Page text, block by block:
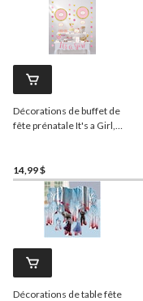
et de dévoilement du sexe
Décorations de buffet de
fête prénatale It's a Girl,
14,99 $
Décorations de table fête